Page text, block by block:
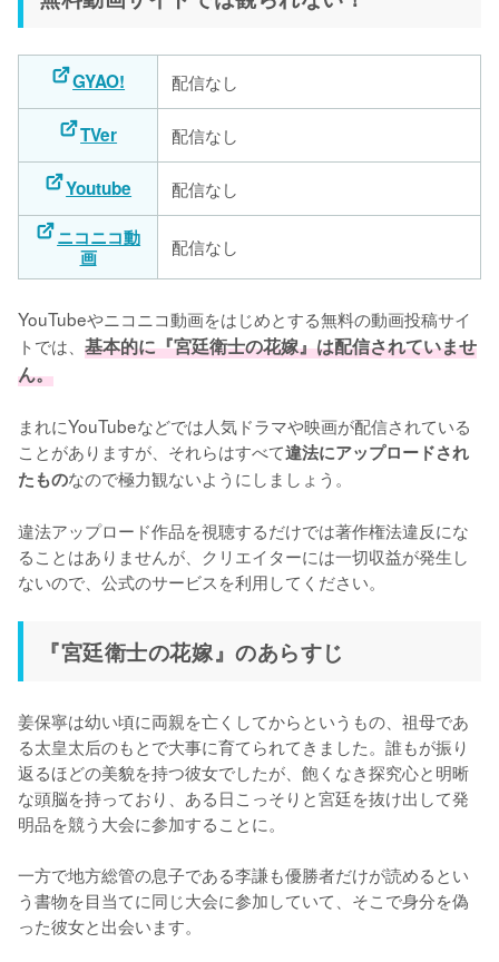
GYAO! 配信なし
TVer 配信なし
Youtube
配信なし
ニコニコ動
画
配信なし
YouTubeやニコニコ動画をはじめとする無料の動画投稿サイ
トでは、 基本的に『宮廷衛士の花嫁』は配信されていませ
ん。
まれにYouTubeなどでは人気ドラマや映画が配信されている
ことがありますが、それらはすべて違法にアップロードされ
たものなので極力観ないようにしましょう。
違法アップロード作品を視聴するだけでは著作権法違反にな
ることはありませんが、クリエイターには一切収益が発生し
ないので、公式のサービスを利用してください。
『宮廷衛士の花嫁』のあらすじ
姜保寧は幼い頃に両親を亡くしてからというもの、祖母であ
る太皇太后のもとで大事に育てられてきました。誰もが振り
返るほどの美貌を持つ彼女でしたが、飽くなき探究心と明晰
な頭脳を持っており、ある日こっそりと宮廷を抜け出して発
明品を競う大会に参加することに。
一方で地方総管の息子である李謙も優勝者だけが読めるとい
う書物を目当てに同じ大会に参加していて、そこで身分を偽
った彼女と出会います。